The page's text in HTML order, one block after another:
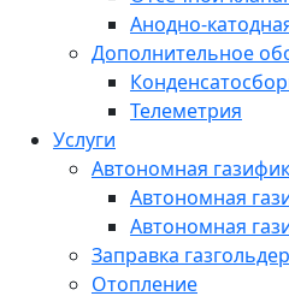
Анодно-
Дополнительное
Телеметрия
Услуги
Автономная
Автономная
Автономная
Заправка
Отопление